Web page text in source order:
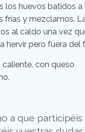
los huevos batidos a
frías y mezclamos.
al caldo una vez
hervir pero fuera del
caliente, con queso
a que participéis